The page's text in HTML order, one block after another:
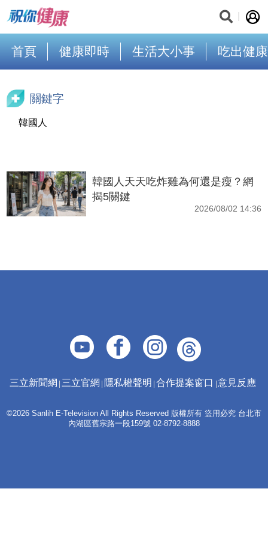
首頁 健康即時 生活大小事 吃出健康
關鍵字
韓國人
韓國人天天吃炸雞為何還是瘦？網
揭5關鍵
2026/08/02 14:36
三立新聞網 三立官網 隱私權聲明 合作提案窗口 意見反應
©2026 Sanlih E-Television All Rights Reserved 版權所有 盜用必究 台北市
內湖區舊宗路一段159號 02-8792-8888